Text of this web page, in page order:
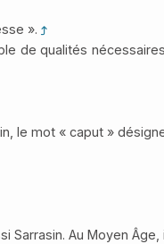
».
de qualités
le mot « caput »
Sarrasin. Au Moyen Âge,